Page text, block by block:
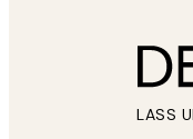
LASS